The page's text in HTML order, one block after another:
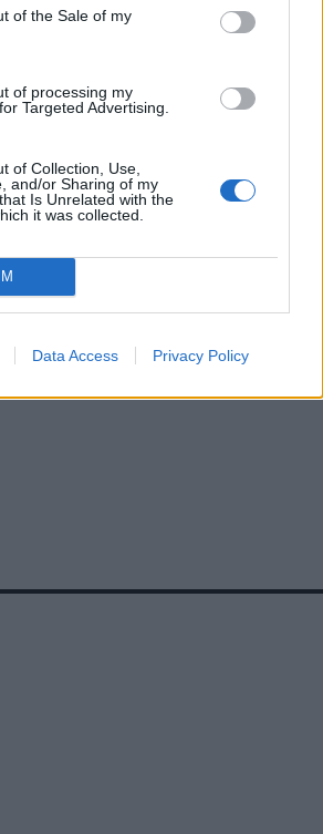
of the Sale of my
of processing my
Targeted Advertising.
of Collection, Use,
and/or Sharing of my
Is Unrelated with the
it was collected.
Data Access Privacy Policy